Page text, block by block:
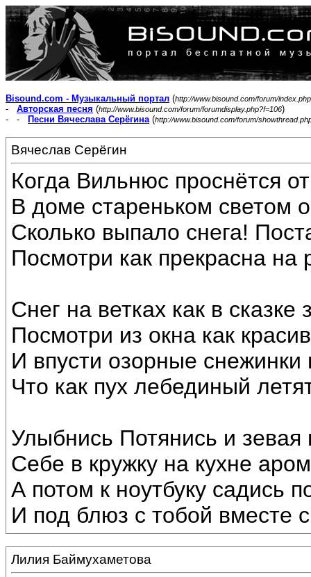
Bisound.com - Музыкальный портал (http://www.bisound.com/forum/index.php
- Авторская песня (http://www.bisound.com/forum/forumdisplay.php?f=106)
- -
Песни Вячеслава Серёгина(http://www.bisound.com/forum/
Вячеслав Серёгин
Когда Вильнюс проснётся
В доме стареньком светом
Сколько выпало снега!
Посмотри как прекрасна на
Снег на ветках как в
Посмотри из окна как
И впусти озорные снежинки
Что как пух лебединый
Улыбнись Потянись и зевая
Себе в кружку на кухне
А потом к ноутбуку садись
И под блюз с тобой вместе
Лилия Баймухаметова